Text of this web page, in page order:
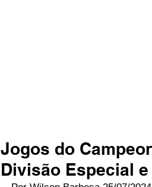
Jogos do
Divisão Especial